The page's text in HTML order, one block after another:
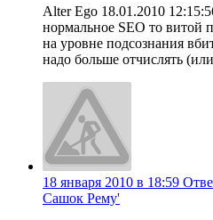
Alter Ego 18.01.2010
нормальное SEO то витой
на уровне подсознания
надо больше отчислять
18 января 2010 в 18:59
Сашок Рему'